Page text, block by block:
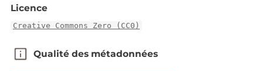
Licence
Creative Commons Zero (CC0)
Qualité des métadonnées
Qualité des métadonnées